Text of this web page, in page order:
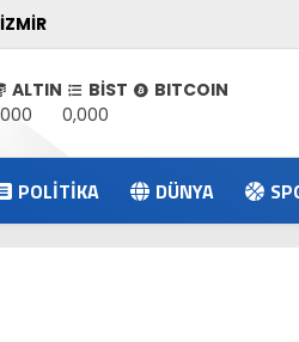
İZMIR
ALTIN
BİST
0,000
BITCOIN
POLITIKA DÜNYA